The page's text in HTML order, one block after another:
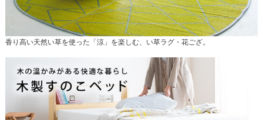
香り高い天然い草を使った「涼」を楽しむ、い草ラグ・花ござ。